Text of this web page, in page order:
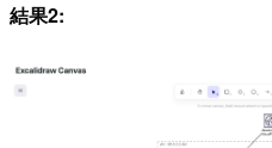
結果2: